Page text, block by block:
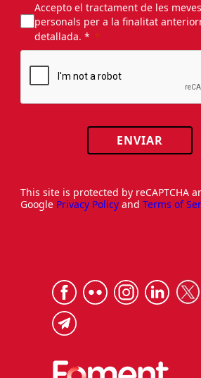
Accepto el tractament de les
personals per a la finalitat
detallada. *
ENVIAR
This site is protected by reCAPTCHA
Google Privacy Policy and Terms of